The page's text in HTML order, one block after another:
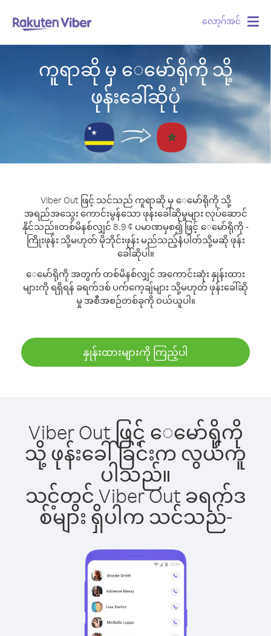
လော့ဂ်အင်
ကူရာဆို မှ ေမော်ရိုကို သို့
ဖုန်းခေါ်ဆိုပုံ
Viber Out ဖြင့် သင်သည် ကူရာဆို မှ ေမော်ရိုကို သို့
အရည်အသွေး ကောင်းမွန်သော ဖုန်းခေါ်ဆိုမှုများ လုပ်ဆောင်
နိုင်သည်။တစ်မိနစ်လျှင် 8.9 ¢ ပမာဏမှစ၍ ဖြင့် ေမော်ရိုကို -
ကြိုးဖုန်း သို့မဟုတ် မိုဘိုင်းဖုန်း မည်သည့်နံပါတ်သို့မဆို ဖုန်း
ခေါ်ဆိုပါ။
ေမော်ရိုကို အတွက် တစ်မိနစ်လျှင် အကောင်းဆုံး နှုန်းထား
များကို ရရှိရန် ခရက်ဒစ် ပက်ကေ့ချ်များ သို့မဟုတ် ဖုန်းခေါ်ဆို
မှု အစီအစဉ်တစ်ခုကို ဝယ်ယူပါ။
နှုန်းထားများကို ကြည့်ပါ
Viber Out ဖြင့် ေမော်ရိုကို
သို့ ဖုန်းခေါ်ခြင်းက လွယ်ကူ
ပါသည်။
သင့်တွင် Viber Out ခရက်ဒ
စ်များ ရှိပါက သင်သည်-